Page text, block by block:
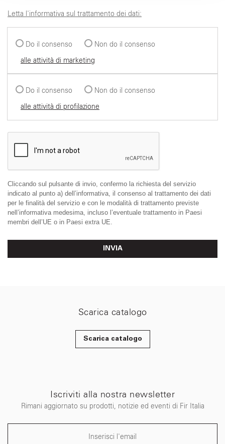
Letta l'informativa sul trattamento dei dati:
Do il consenso
Non do il consenso
alle attività di marketing
Do il consenso
Non do il consenso
alle attività di profilazione
Cliccando sul pulsante di invio, confermo la richiesta del servizio
indicato al punto a) dell’informativa, il consenso al trattamento dei dati
per le finalità del servizio e con le modalità di trattamento previste
nell’informativa medesima, incluso l’eventuale trattamento in Paesi
membri dell’UE o in Paesi extra UE.
INVIA
Scarica catalogo
Scarica catalogo
Iscriviti alla nostra newsletter
Rimani aggiornato su prodotti, notizie ed eventi di Fir Italia